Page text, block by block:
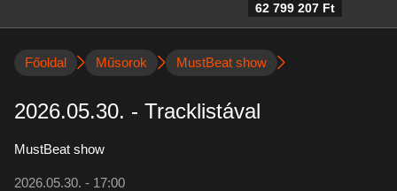
62 799 207 Ft
Főoldal Műsorok MustBeat show
2026.05.30. - Tracklistával
MustBeat show
2026.05.30. - 17:00